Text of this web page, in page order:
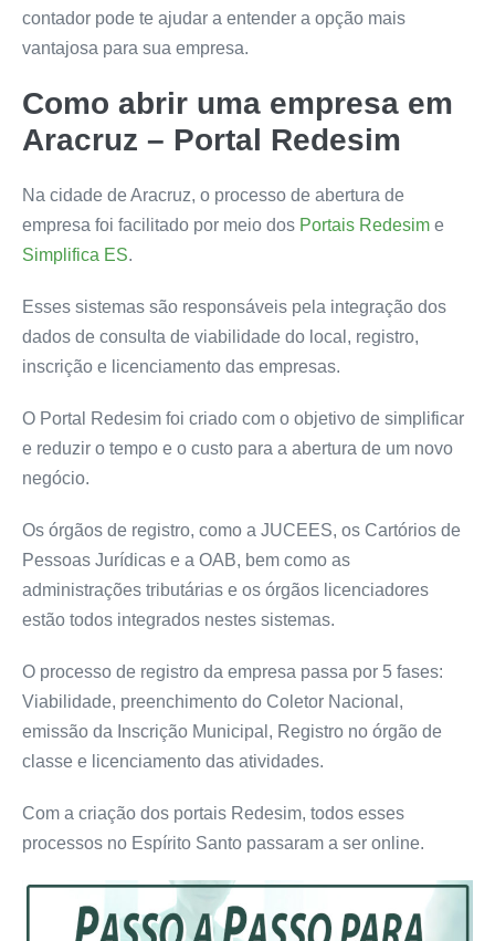
contador pode te ajudar a entender a opção mais
vantajosa para sua empresa.
Como abrir uma empresa em
Aracruz – Portal Redesim
Na cidade de Aracruz, o processo de abertura de
empresa foi facilitado por meio dos Portais Redesim e
Simplifica ES.
Esses sistemas são responsáveis pela integração dos
dados de consulta de viabilidade do local, registro,
inscrição e licenciamento das empresas.
O Portal Redesim foi criado com o objetivo de simplificar
e reduzir o tempo e o custo para a abertura de um novo
negócio.
Os órgãos de registro, como a JUCEES, os Cartórios de
Pessoas Jurídicas e a OAB, bem como as
administrações tributárias e os órgãos licenciadores
estão todos integrados nestes sistemas.
O processo de registro da empresa passa por 5 fases:
Viabilidade, preenchimento do Coletor Nacional,
emissão da Inscrição Municipal, Registro no órgão de
classe e licenciamento das atividades.
Com a criação dos portais Redesim, todos esses
processos no Espírito Santo passaram a ser online.